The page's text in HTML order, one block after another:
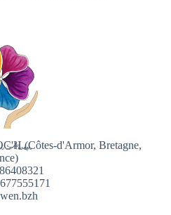
Awen(Côtes-d'Armor, Bretagne,